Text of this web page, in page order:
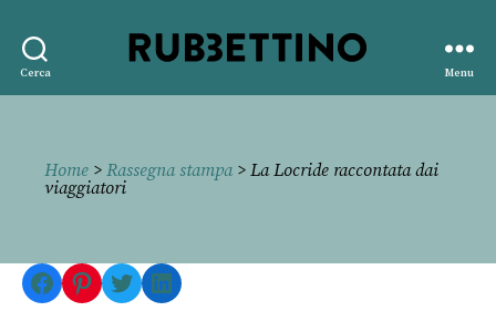
Cerca
editore
Menu
Home > Rassegna stampa> La Locride raccontata dai
viaggiatori
Facebook
Pinterest
TwitterLinkedIn